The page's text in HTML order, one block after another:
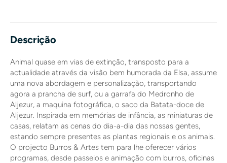
Descrição
Animal quase em vias de extinção, transposto para a
actualidade através da visão bem humorada da Elsa, assume
uma nova abordagem e personalização, transportando
agora a prancha de surf, ou a garrafa do Medronho de
Aljezur, a maquina fotográfica, o saco da Batata-doce de
Aljezur. Inspirada em memórias de infância, as miniaturas de
casas, relatam as cenas do dia-a-dia das nossas gentes,
estando sempre presentes as plantas regionais e os animais.
O projecto Burros & Artes tem para lhe oferecer vários
programas, desde passeios e animação com burros, oficinas